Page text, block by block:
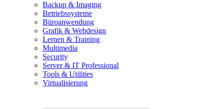
Backup & Imaging
Betriebssysteme
Büroanwendung
Grafik & Webdesign
Lernen & Training
Multimedia
Security
Server & IT Professional
Tools & Utilities
Virtualisierung